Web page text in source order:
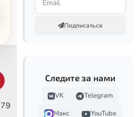
Подписаться
Следите за нами
VK
Telegram
Макс
YouTube